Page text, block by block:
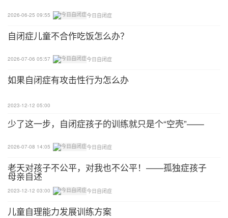
2026-06-25 09:55 今日自闭症
自闭症儿童不合作吃饭怎么办？
2026-07-06 05:57 今日自闭症
如果自闭症有攻击性行为怎么办
2023-12-12 05:00
少了这一步，自闭症孩子的训练就只是个“空壳”——
2026-07-08 14:05 今日自闭症
老天对孩子不公平，对我也不公平！——孤独症孩子
母亲自述
2023-12-12 03:00 今日自闭症
儿童自理能力发展训练方案